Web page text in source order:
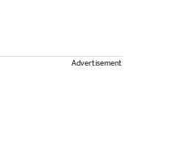
Advertisement